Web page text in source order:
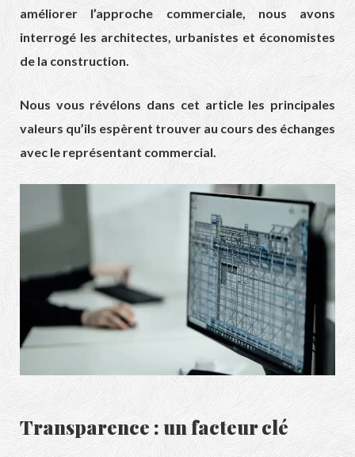
améliorer l’approche commerciale, nous avons
interrogé les architectes, urbanistes et économistes
de la construction.
Nous vous révélons dans cet article les principales
valeurs qu’ils espèrent trouver au cours des échanges
avec le représentant commercial.
Transparence : un facteur clé